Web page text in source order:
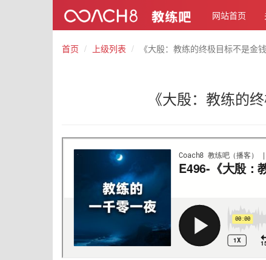
网站首页
首页 上级列表 《大殷：教练的终极目标不是金
《大殷：教练的